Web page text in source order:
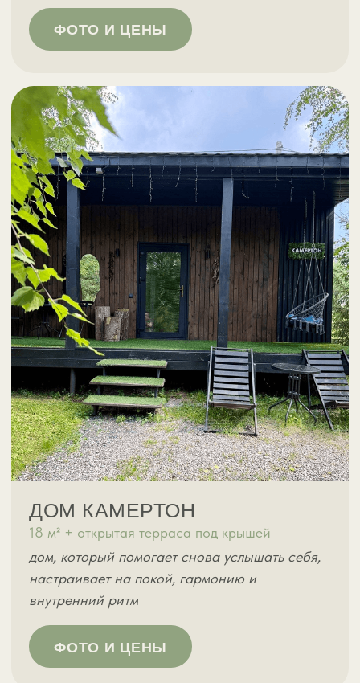
СТИЛЕ
БАНЯ ЧАН
РУССКАЯ БАНЯ НА ДРОВАХ
Русская баня — это один из самых
эффективных способов очиститься,
своего тела и души. Баня становится
настоящим спасением и возможностью
начать новый день с чистого листа.